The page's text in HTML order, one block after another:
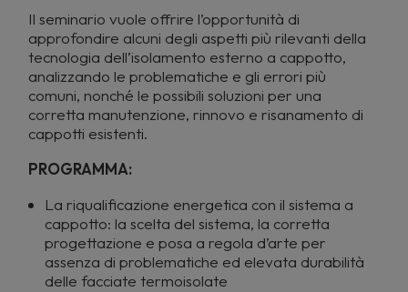
Il seminario vuole offrire l’opportunità di
approfondire alcuni degli aspetti più rilevanti della
tecnologia dell’isolamento esterno a cappotto,
analizzando le problematiche e gli errori più
comuni, nonché le possibili soluzioni per una
corretta manutenzione, rinnovo e risanamento di
cappotti esistenti.
PROGRAMMA:
La riqualificazione energetica con il sistema a
cappotto: la scelta del sistema, la corretta
progettazione e posa a regola d’arte per
assenza di problematiche ed elevata durabilità
delle facciate termoisolate